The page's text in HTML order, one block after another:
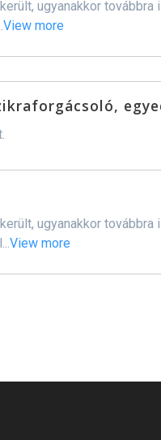
ugyanakkor
View more
ugyanakkor
View more